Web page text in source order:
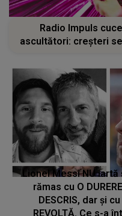
Radio Impuls
ascultători: creșteri
Lionel Messi NU iartă
rămas cu O
DESCRIS, dar și
REVOLTĂ. Ce s-a